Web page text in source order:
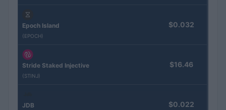
Epoch Island
(EPOCH)
$0.032
Stride Staked Injective
(STINJ)
$16.46
JDB $0.022